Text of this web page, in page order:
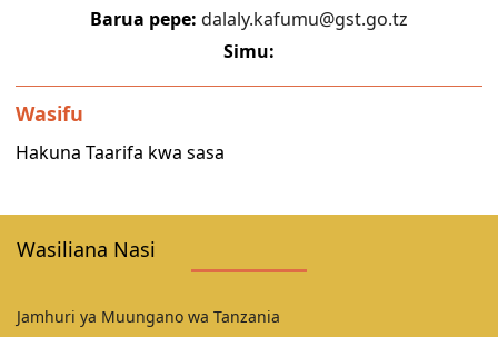
Barua pepe: dalaly.kafumu@gst.go.tz
Simu:
Wasifu
Hakuna Taarifa kwa sasa
Wasiliana Nasi
Jamhuri ya Muungano wa Tanzania